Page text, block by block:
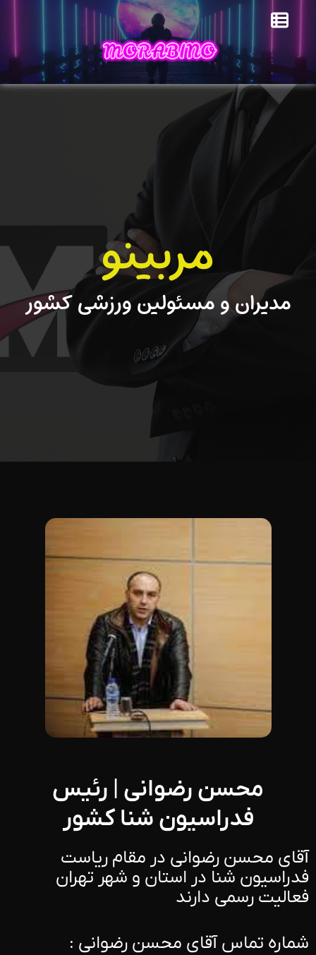
مربینو
مدیران و مسئولین ورزشی کشور
محسن رضوانی | رئیس
فدراسیون شنا کشور
آقای محسن رضوانی در مقام ریاست
فدراسیون شنا در استان و شهر تهران
فعالیت رسمی دارند
شماره تماس آقای محسن رضوانی :